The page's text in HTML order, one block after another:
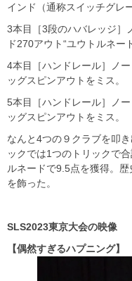
インド（通称スイッチグレ
3本目［3段のハバレッジ］
ド270アウト“ユウトルネー
4本目［ハンドレール］ノ
ッグスピンアウトをミス。
5本目［ハンドレール］ノ
ッグスピンアウトをミス。
なんと4つの９クラブを叩
ックでは1つのトリックで
ルネードで9.5点を獲得。
を飾った。
SLS2023東京大会の映像
【偶然すぎるハプニング】